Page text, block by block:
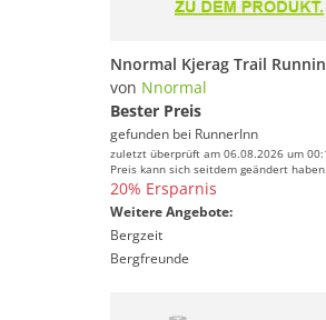
von Nnormal
Bester Preis
gefunden bei RunnerInn
zuletzt überprüft am 06.08.2026 um
Preis kann sich seitdem geändert haben.
20% Ersparnis
Weitere Angebote:
Bergzeit
Bergfreunde